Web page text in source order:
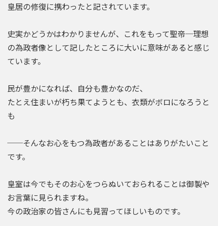
皇居の修復に携わったと記されています。
史実かどうかはわかりませんが、これをもって聖帝─理想
の為政者像として記したところに大いに意味があると感じ
ています。
民が豊かになれば、自分も豊かなのだ、
たとえ住まいが朽ち果てようとも、衣類がボロになろうと
も
──そんなお心をもつ為政者があることはありがたいこと
です。
皇室は今でもそのお心をつらぬいておられることは御製や
お言葉に見られますね。
今の政治家の皆さんにも見習ってほしいものです。